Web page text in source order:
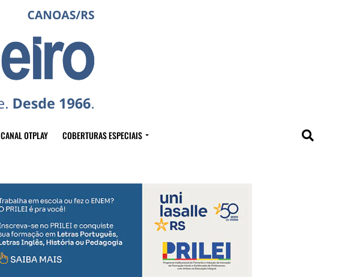
CANAL OTPLAY COBERTURAS ESPECIAIS